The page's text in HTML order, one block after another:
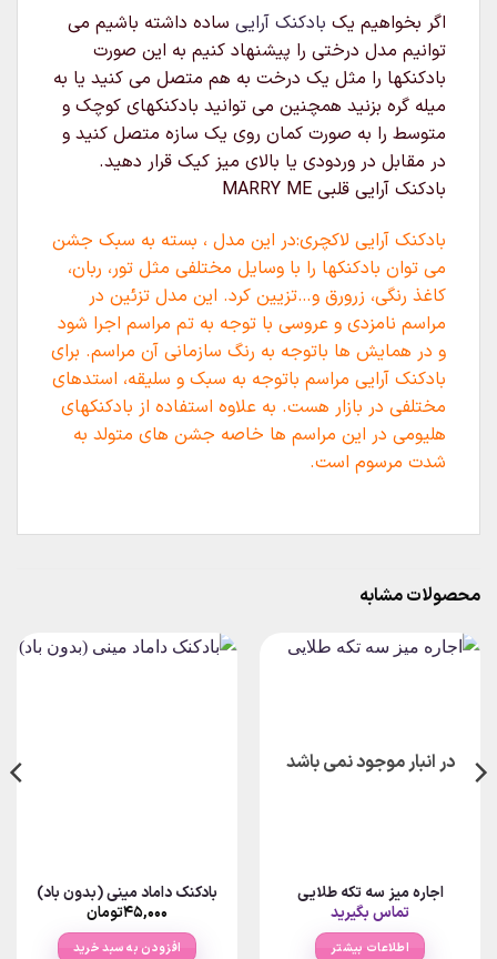
اگر بخواهیم یک بادکنک آرایی ساده داشته باشیم می
توانیم مدل درختی را پیشنهاد کنیم به این صورت
بادکنکها را مثل یک درخت به هم متصل می کنید یا به
میله گره بزنید همچنین می توانید بادکنکهای کوچک و
متوسط را به صورت کمان روی یک سازه متصل کنید و
در مقابل در وردودی یا بالای میز کیک قرار دهید.
بادکنک آرایی قلبی MARRY ME
بادکنک آرایی لاکچری:در این مدل ، بسته به سبک جشن
می توان بادکنکها را با وسایل مختلفی مثل تور، ربان،
کاغذ رنگی، زرورق و…تزیین کرد. این مدل تزئین در
مراسم نامزدی و عروسی با توجه به تم مراسم اجرا شود
و در همایش ها باتوجه به رنگ سازمانی آن مراسم. برای
بادکنک آرایی مراسم باتوجه به سبک و سلیقه، استدهای
مختلفی در بازار هست. به علاوه استفاده از بادکنکهای
هلیومی در این مراسم ها خاصه جشن های متولد به
شدت مرسوم است.
محصولات مشابه
در انبار موجود نمی باشد
اجاره میز سه تکه طلایی
تماس بگیرید
اطلاعات بیشتر
بادکنک داماد مینی (بدون باد)
۴۵,۰۰۰تومان
افزودن به سبد خرید